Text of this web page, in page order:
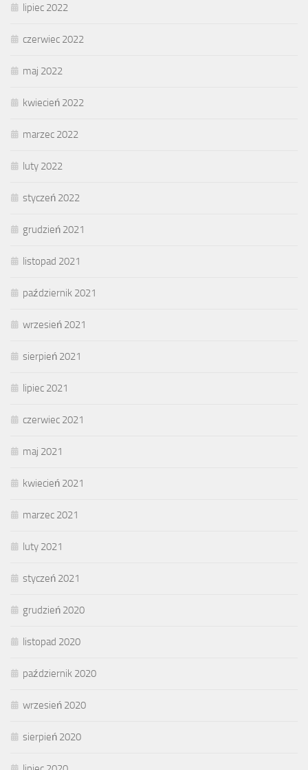
lipiec 2022
czerwiec 2022
maj 2022
kwiecień 2022
marzec 2022
luty 2022
styczeń 2022
grudzień 2021
listopad 2021
październik 2021
wrzesień 2021
sierpień 2021
lipiec 2021
czerwiec 2021
maj 2021
kwiecień 2021
marzec 2021
luty 2021
styczeń 2021
grudzień 2020
listopad 2020
październik 2020
wrzesień 2020
sierpień 2020